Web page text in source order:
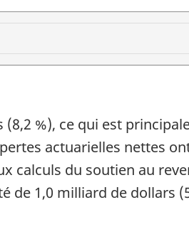
%), ce qui est
actuarielles nettes
calculs du soutien au
de 1,0 milliard de dollars